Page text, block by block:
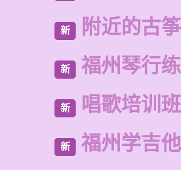
新 附近的古
新 福州琴行
新 唱歌培训
新 福州学吉